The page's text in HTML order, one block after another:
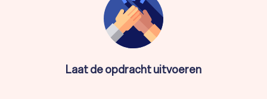
Laat de opdracht uitvoeren